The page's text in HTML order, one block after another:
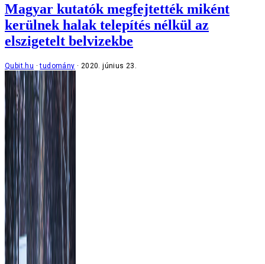
Magyar kutatók megfejtették miként
kerülnek halak telepítés nélkül az
elszigetelt belvizekbe
Qubit.hu tudomány 2020. június 23.